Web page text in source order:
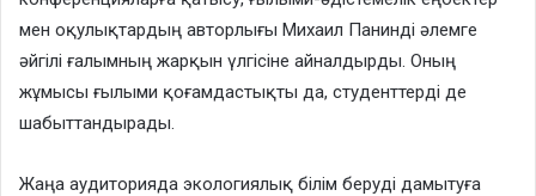
мен оқулықтардың авторлығы Михаил Панинді әлемге
әйгілі ғалымның жарқын үлгісіне айналдырды. Оның
жұмысы ғылыми қоғамдастықты да, студенттерді де
шабыттандырады.
Жаңа аудиторияда экологиялық білім беруді дамытуға